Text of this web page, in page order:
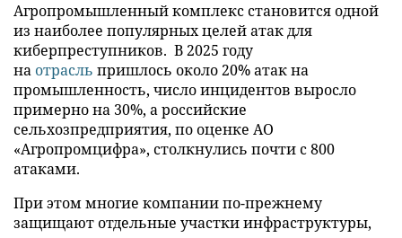
Агропромышленный комплекс становится одной
из наиболее популярных целей атак для
киберпреступников. В 2025 году
на отрасль пришлось около 20% атак на
промышленность, число инцидентов выросло
примерно на 30%, а российские
сельхозпредприятия, по оценке АО
«Агропромцифра», столкнулись почти с 800
атаками.
При этом многие компании по-прежнему
защищают отдельные участки инфраструктуры,